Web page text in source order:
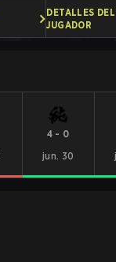
DETALLES DEL
JUGADOR
4 - 0
jun. 30